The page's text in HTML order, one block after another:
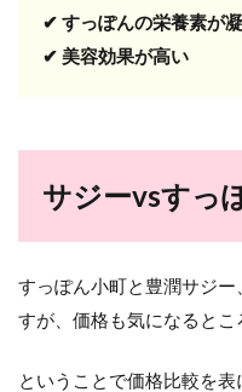
✔ すっぽんの栄養素が
✔ 美容効果が高い
サジーvsすっ
すっぽん小町と豊潤サジ
すが、価格も気になるとこ
ということで価格比較を